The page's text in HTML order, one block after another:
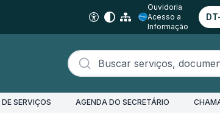
Ouvidoria
Acesso a
Informação
Buscar serviços, documentos...
SERVIÇOS AGENDA DO SECRETÁRIO